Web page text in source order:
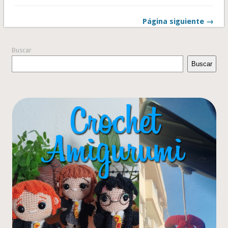
Página siguiente →
Buscar
Buscar